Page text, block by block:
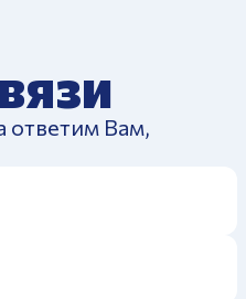
ответим Вам,